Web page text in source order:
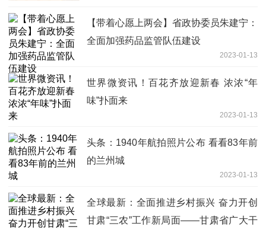
【带着心愿上两会】省政协委员朱建宁：
全面加强药品监管队伍建设
2023-01-13
世界微资讯！百花齐放迎新春 浓浓“年
味”扑面来
2023-01-13
头条：1940年航拍照片公布 看看83年前
的兰州城
2023-01-13
全球最新：全面推进乡村振兴 奋力开创
甘肃“三农”工作新局面——甘肃省广大干